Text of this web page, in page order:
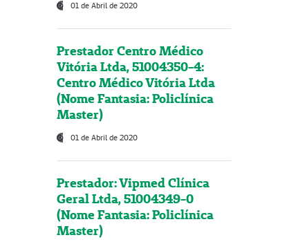
01 de Abril de 2020
Prestador Centro Médico
Vitória Ltda, 51004350-4:
Centro Médico Vitória Ltda
(Nome Fantasia: Policlínica
Master)
01 de Abril de 2020
Prestador: Vipmed Clínica
Geral Ltda, 51004349-0
(Nome Fantasia: Policlínica
Master)